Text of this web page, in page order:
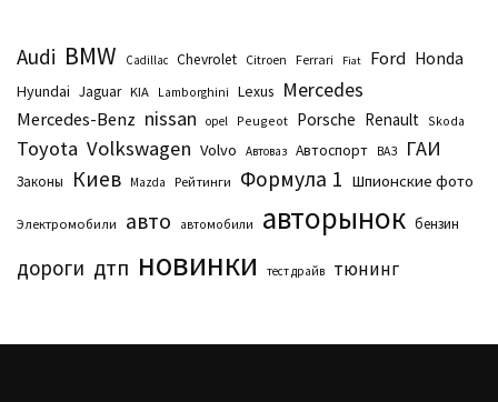
Audi BMW Cadillac Chevrolet Citroen Ferrari Fiat Ford Honda
Hyundai Jaguar KIA Lamborghini Lexus Mercedes
Mercedes-Benz nissan opel Peugeot Porsche Renault Skoda
Toyota Volkswagen Volvo Автоваз Автоспорт ВАЗ ГАИ
Законы Киев Маzda Рейтинги Формула 1 Шпионские фото
Электромобили авто автомобили авторынок бензин
дороги дтп новинки тест драйв тюнинг